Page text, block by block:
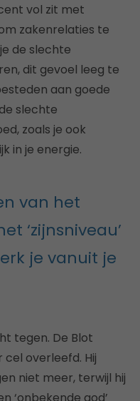
vol zit met
zakenrelaties te
de slechte
dit gevoel leeg te
aan goede
slechte
zoals je ook
in je energie.
van het
‘zijnsniveau’
je vanuit je
tegen. De Blot
overleefd. Hij
niet meer, terwijl hij
‘onbekende god’